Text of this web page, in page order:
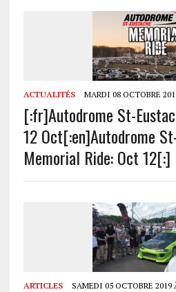
ACTUALITÉS MARDI 08 OCTOBRE
[:fr]Autodrome St-
12 Oct[:en]Autodrome
Memorial Ride: Oct 12[:]
ARTICLES SAMEDI 05 OCTOBRE 2019